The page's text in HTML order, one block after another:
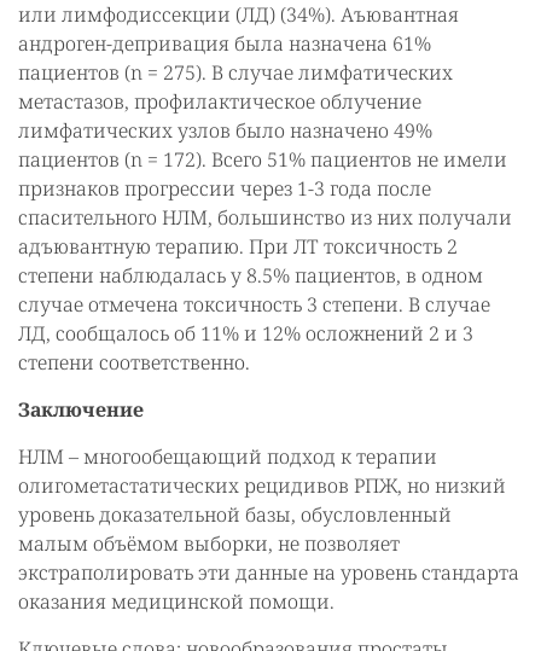
или лимфодиссекции (ЛД) (34%). Аъювантная
андроген-депривация была назначена 61%
пациентов (n = 275). В случае лимфатических
метастазов, профилактическое облучение
лимфатических узлов было назначено 49%
пациентов (n = 172). Всего 51% пациентов не имели
признаков прогрессии через 1-3 года после
спасительного НЛМ, большинство из них получали
адъювантную терапию. При ЛТ токсичность 2
степени наблюдалась у 8.5% пациентов, в одном
случае отмечена токсичность 3 степени. В случае
ЛД, сообщалось об 11% и 12% осложнений 2 и 3
степени соответственно.
Заключение
НЛМ – многообещающий подход к терапии
олигометастатических рецидивов РПЖ, но низкий
уровень доказательной базы, обусловленный
малым объёмом выборки, не позволяет
экстраполировать эти данные на уровень стандарта
оказания медицинской помощи.